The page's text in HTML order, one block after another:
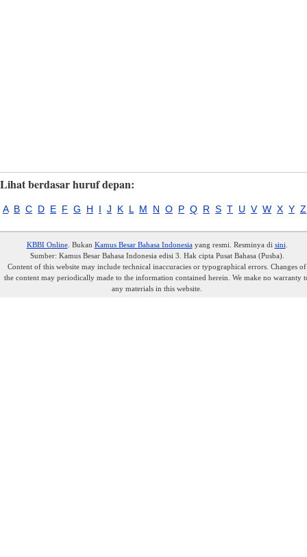
Lihat berdasar huruf depan:
A B C D E F G H I J K L M N O P Q R S T U V W X Y Z
KBBI Online. Bukan Kamus Besar Bahasa Indonesiayang resmi. Resminya di sini
Sumber: Kamus Besar Bahasa Indonesia edisi 3. Hak cipta Pusat Bahasa (Pusba).
Content of this website may include technical inaccuracies or typographical errors. Changes of
the content may periodically made to the information contained herein. We make no warranty
any materials in this website.